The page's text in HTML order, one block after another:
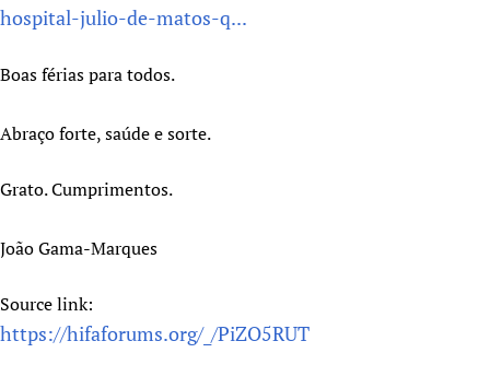
hospital-julio-de-matos-q...
Boas férias para todos.
Abraço forte, saúde e sorte.
Grato. Cumprimentos.
João Gama-Marques
Source link:
https://hifaforums.org/_/PiZO5RUT